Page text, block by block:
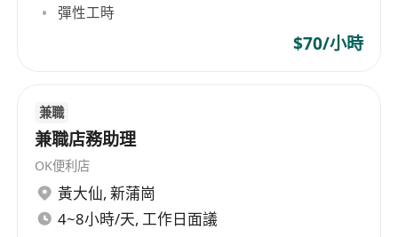
彈性工時
$70/小時
兼職
兼職店務助理
OK便利店
黃大仙, 新蒲崗
4~8小時/天, 工作日面議